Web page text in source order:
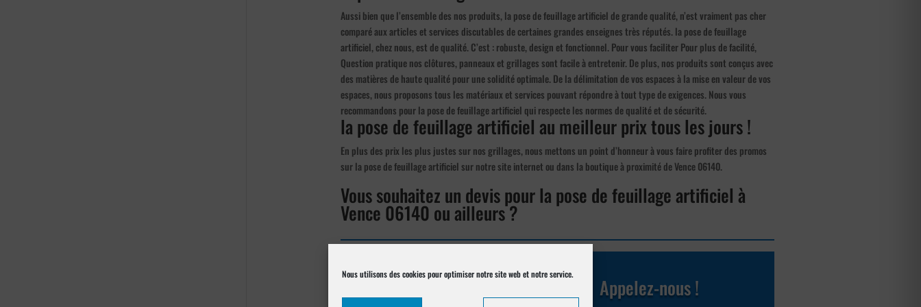
Nous utilisons des cookies pour optimiser notre site web et notre service.
Aussi bien que l’ensemble des nos produits, la pose de feuillage artificiel de grande qualité, n’est vraiment pas cher
comparé aux articles et services discutables de certaines grandes enseignes très réputés. la pose de feuillage
artificiel, chez nous, est de qualité. C’est : robuste, design et fonctionnel. Pour vous faciliter Pour plus de facilité,
Question pratique nos clôtures, panneaux et grillages sont facile à entretenir. De plus, nos produits sont conçus avec
des matières de haute qualité pour une solidité optimale. De la délimitation de vos espaces à la mise en valeur de vos
espaces, nous proposons tous les matériaux et services pouvant répondre à tout type de exigences. Nous vous
recommandons pour la pose de feuillage artificiel qui respecte les normes de qualité et de sécurité.
la pose de feuillage artificiel au meilleur prix tous les jours !
En plus des prix les plus justes sur nos grillages, nous mettons un point d’honneur à vous faire profiter des promos
sur la pose de feuillage artificiel sur notre site internet ou dans la boutique à proximité de Vence 06140.
Vous souhaitez un devis pour la pose de feuillage artificiel à
Vence 06140 ou ailleurs ?
devis en ligne
Appelez-nous !